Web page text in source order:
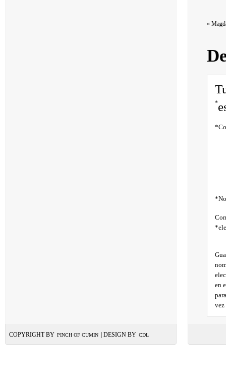
«
*
*
*
*
en
vez
COPYRIGHT BY PINCH OF CUMIN | DESIGN BY CDL